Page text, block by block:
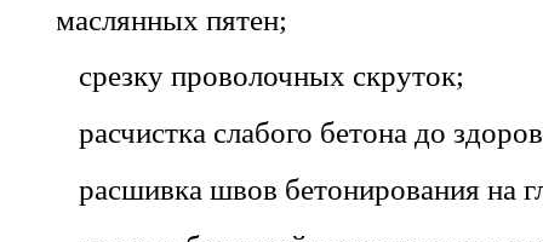
маслянных пятен;
срезку проволочных скруток;
расчистка слабого бетона до
расшивка швов бетонирования на